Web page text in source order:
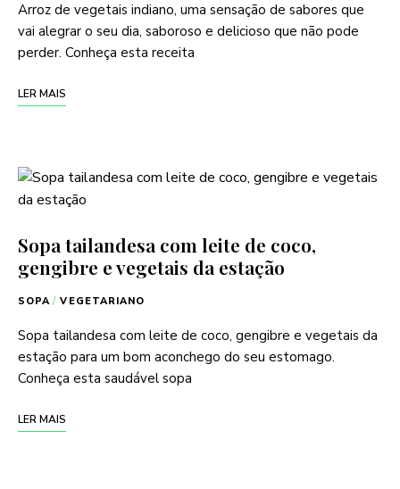
Arroz de vegetais indiano, uma sensação de sabores que
vai alegrar o seu dia, saboroso e delicioso que não pode
perder. Conheça esta receita
LER MAIS
Sopa tailandesa com leite de coco,
gengibre e vegetais da estação
SOPA / VEGETARIANO
Sopa tailandesa com leite de coco, gengibre e vegetais da
estação para um bom aconchego do seu estomago.
Conheça esta saudável sopa
LER MAIS